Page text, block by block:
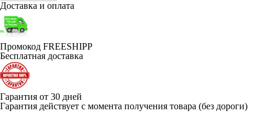
Доставка и оплата
Промокод FREESHIPP
Бесплатная доставка
Гарантия от 30 дней
Гарантия действует с момента получения товара (без дороги)